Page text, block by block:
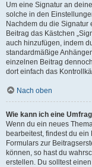
Um eine Signatur an
solche in den
Nachdem du die Signatur
Beitrag das Kästchen
auch hinzufügen, indem
standardmäßige
einzelnen Beitrag
dort einfach das
Nach oben
Wie kann ich eine
Wenn du ein neues
bearbeitest, findest du ein
Formulars zur
können, so hast du
erstellen. Du solltest